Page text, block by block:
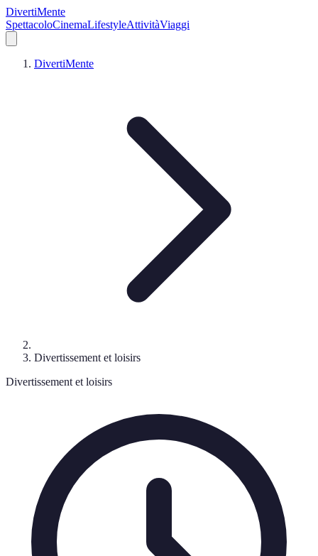
DivertiMente
SpettacoloCinemaLifestyleAttivitàViaggi
DivertiMente
Divertissement et loisirs
Divertissement et loisirs